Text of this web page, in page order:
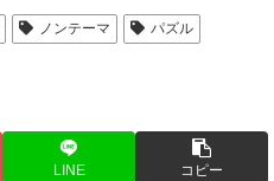
ノンテーマ
パズル
LINE コピー